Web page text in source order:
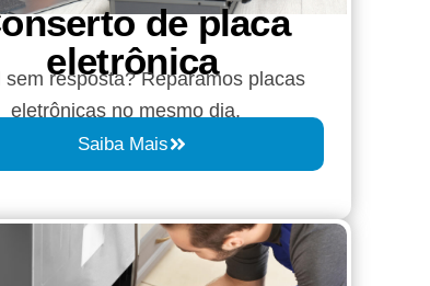
de placa
eletrônica
sem resposta? Reparamos placas
eletrônicas no mesmo dia.
Saiba Mais